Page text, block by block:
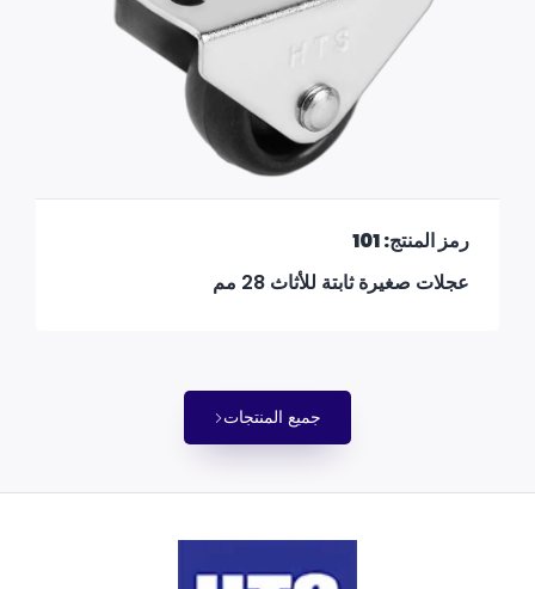
رمز المنتج: 101
عجلات صغيرة ثابتة للأثاث 28 مم
جميع المنتجات